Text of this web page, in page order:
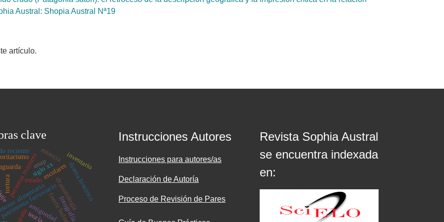
Austral: Shopia Austral Nª19
artículo.
clave
escolares
alimentario
patrimonio ferroviariodramatologíadrama histórico
fuerte bulnes
personas mayores
antiguedad
inventario
estado
fotografía
siglo xx
españa
reciente
enap
tortura
teoría
estancia
Instrucciones Autores
Instrucciones para autores/as
Declaración de Autoría
Proceso de Revisión de Pares
Revista Sophia Austral
se encuentra indexada
en: